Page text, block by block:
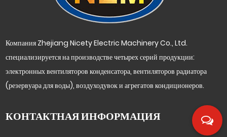
Компания Zhejiang Nicety Electric Machinery Co., Ltd.
специализируется на производстве четырех серий продукции:
электронных вентиляторов конденсатора, вентиляторов радиатора
(резервуара для воды), воздуходувок и агрегатов кондиционеров.
КОНТАКТНАЯ ИНФОРМАЦИЯ